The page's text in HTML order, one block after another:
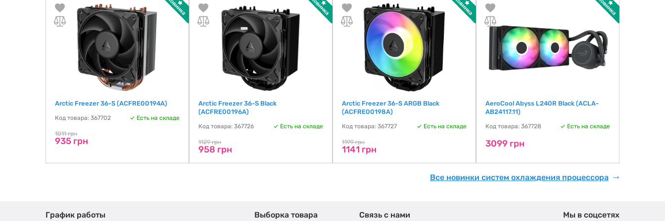
Arctic Freezer 36-S (ACFRE00194A)
Код товара: 367702 Есть на складе
1011 грн
935 грн
Arctic Freezer 36-S Black
(ACFRE00196A)
Код товара: 367726 Есть на складе
1129 грн
958 грн
Arctic Freezer 36-S ARGB Black
(ACFRE00198A)
Код товара: 367727 Есть на складе
1199 грн
1141 грн
AeroCool Abyss L240R Black (ACLA-
AB24117.11)
Код товара: 367728 Есть на складе
3099 грн
Все новинки систем охлаждения процессора
График работы Выборка товара Связь с нами Мы в соцсетях